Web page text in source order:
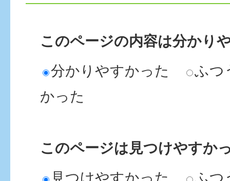
このページの内容は分かり
分かりやすかった
ふつ
かった
このページは見つけやすか
見つけやすかった
ふつ